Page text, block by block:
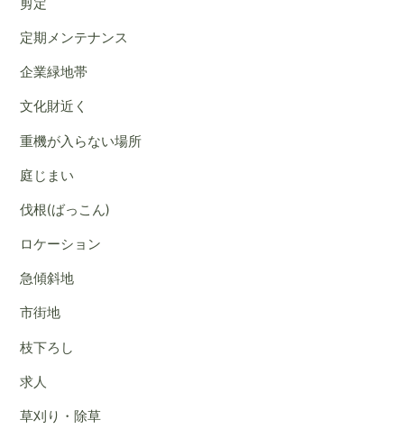
剪定
定期メンテナンス
企業緑地帯
文化財近く
重機が入らない場所
庭じまい
伐根(ばっこん)
ロケーション
急傾斜地
市街地
枝下ろし
求人
草刈り・除草